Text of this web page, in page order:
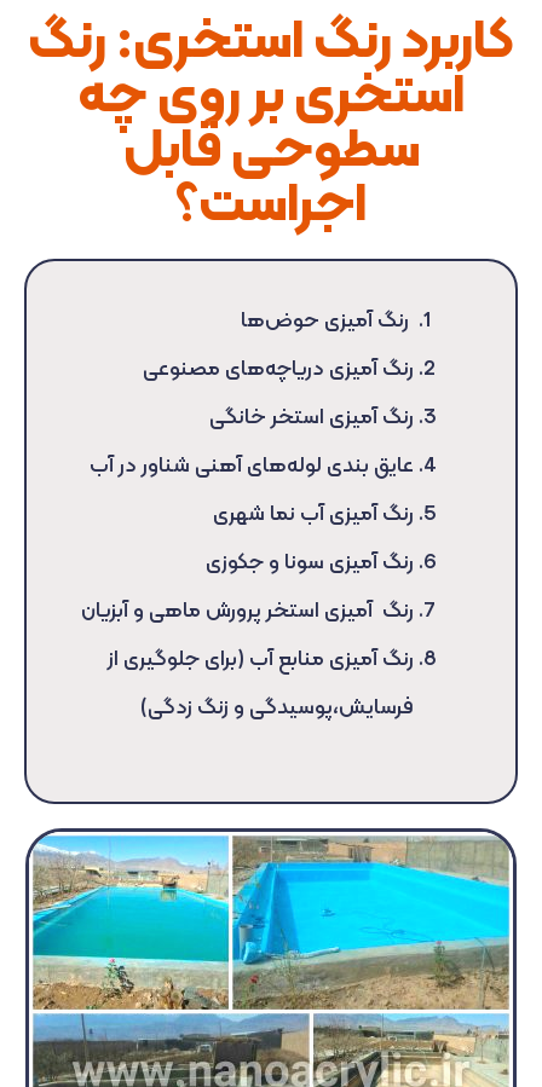
کاربرد رنگ استخری: رنگ
استخری بر روی چه
سطوحی قابل
اجراست؟
رنگ آمیزی حوض‌ها
رنگ آمیزی دریاچه‌های مصنوعی
رنگ آمیزی استخر خانگی
عایق بندی لوله‌های آهنی شناور در آب
رنگ آمیزی آب نما شهری
رنگ آمیزی سونا و جکوزی
رنگ آمیزی استخر پرورش ماهی و آبزیان
رنگ آمیزی منابع آب (برای جلوگیری از
فرسایش،پوسیدگی و زنگ زدگی)